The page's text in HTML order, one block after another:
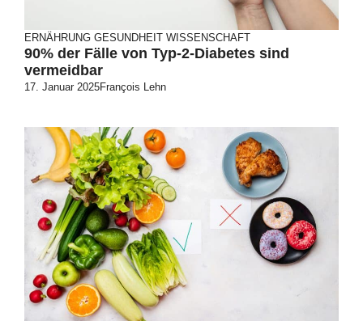
ERNÄHRUNG GESUNDHEIT WISSENSCHAFT
90% der Fälle von Typ-2-Diabetes sind
vermeidbar
17. Januar 2025François Lehn